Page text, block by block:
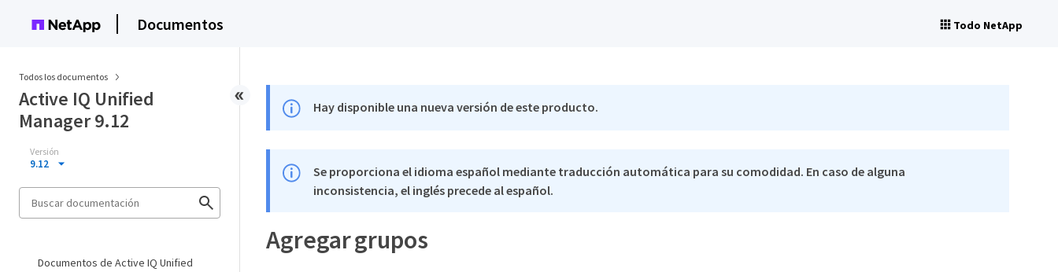
Documentos Todo NetApp
Todos los documentos
Active IQ Unified
Manager 9.12
Versión
9.12
Documentos de Active IQ Unified
Hay disponible una nueva versión de este producto.
Se proporciona el idioma español mediante traducción automática para su comodidad. En caso de alguna
inconsistencia, el inglés precede al español.
Agregar grupos